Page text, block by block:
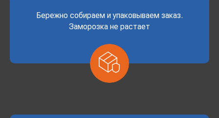
Бережно собираем и упаковываем заказ.
Заморозка не растает